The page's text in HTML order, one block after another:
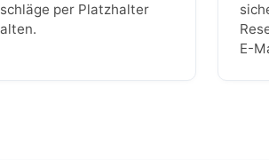
per Platzhalter
E-